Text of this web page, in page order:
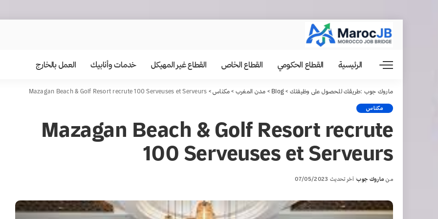
الرئيسية القطاع الحكومي القطاع الخاص القطاع غير المهيكل خدمات وأنابيك العمل بالخارج
ماروك جوب :طريقك للحصول على وظيفتك >
Blog
> مدن المغرب > مكناس>
Mazagan Beach & Golf Resort recrute 100 Serveuses et Serveurs
مكناس
Mazagan Beach & Golf Resort recrute
100 Serveuses et Serveurs
Posted
من ماروك جوب آخر تحديث 07/05/2023